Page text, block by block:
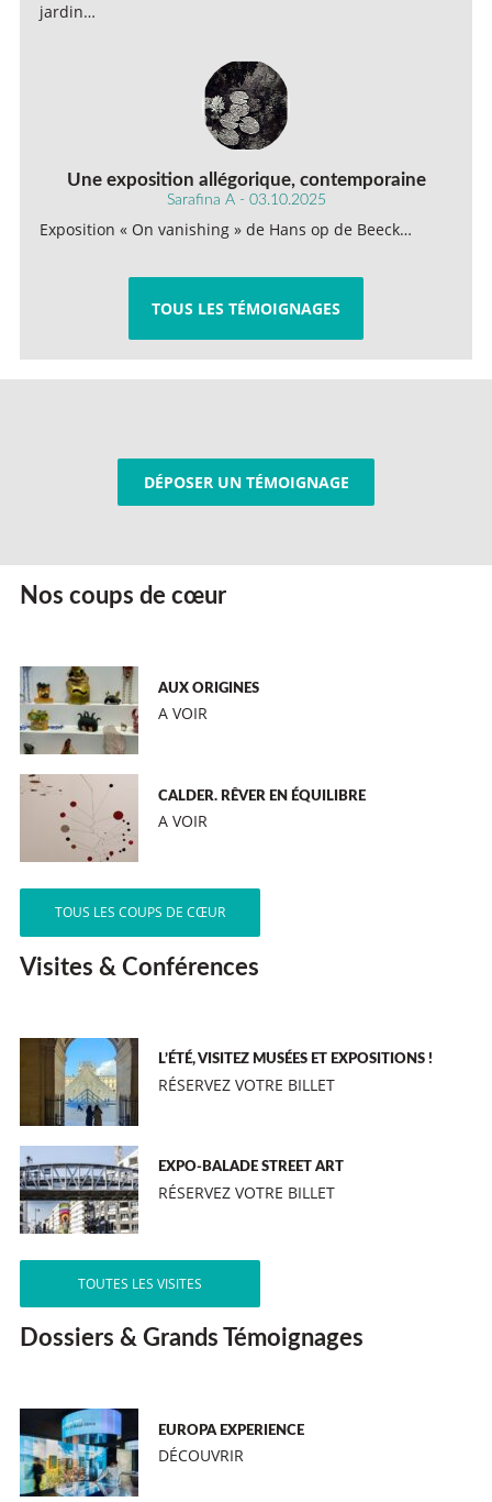
jardin…
Une exposition allégorique, contemporaine
Sarafina A - 03.10.2025
Exposition « On vanishing » de Hans op de Beeck…
TOUS LES TÉMOIGNAGES
DÉPOSER UN TÉMOIGNAGE
Nos coups de cœur
AUX ORIGINES
A VOIR
CALDER. RÊVER EN ÉQUILIBRE
A VOIR
TOUS LES COUPS DE CŒUR
Visites & Conférences
L’ÉTÉ, VISITEZ MUSÉES ET EXPOSITIONS !
RÉSERVEZ VOTRE BILLET
EXPO-BALADE STREET ART
RÉSERVEZ VOTRE BILLET
TOUTES LES VISITES
Dossiers & Grands Témoignages
EUROPA EXPERIENCE
DÉCOUVRIR